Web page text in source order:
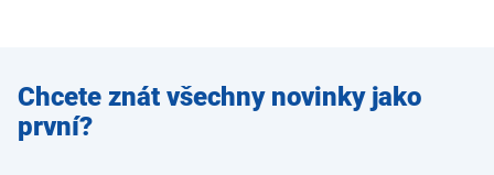
Zadejte
e-mail
Chcete znát všechny novinky jako
první?